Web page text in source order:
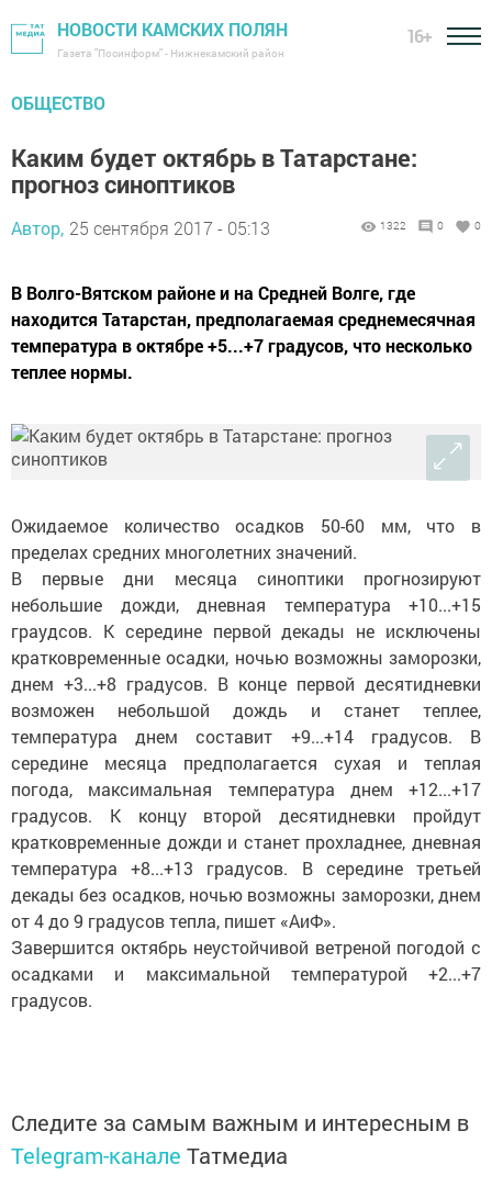
НОВОСТИ КАМСКИХ ПОЛЯН
Газета "Посинформ" - Нижнекамский район
16+
ОБЩЕСТВО
Каким будет октябрь в Татарстане:
прогноз синоптиков
Автор, 25 сентября 2017 - 05:13 1322 0 0
В Волго-Вятском районе и на Средней Волге, где
находится Татарстан, предполагаемая среднемесячная
температура в октябре +5...+7 градусов, что несколько
теплее нормы.
Ожидаемое количество осадков 50-60 мм, что в
пределах средних многолетних значений.
В первые дни месяца синоптики прогнозируют
небольшие дожди, дневная температура +10...+15
граудсов. К середине первой декады не исключены
кратковременные осадки, ночью возможны заморозки,
днем +3...+8 градусов. В конце первой десятидневки
возможен небольшой дождь и станет теплее,
температура днем составит +9...+14 градусов. В
середине месяца предполагается сухая и теплая
погода, максимальная температура днем +12...+17
градусов. К концу второй десятидневки пройдут
кратковременные дожди и станет прохладнее, дневная
температура +8...+13 градусов. В середине третьей
декады без осадков, ночью возможны заморозки, днем
от 4 до 9 градусов тепла, пишет «АиФ».
Завершится октябрь неустойчивой ветреной погодой с
осадками и максимальной температурой +2...+7
градусов.
Следите за самым важным и интересным в
Telegram-канале Татмедиа